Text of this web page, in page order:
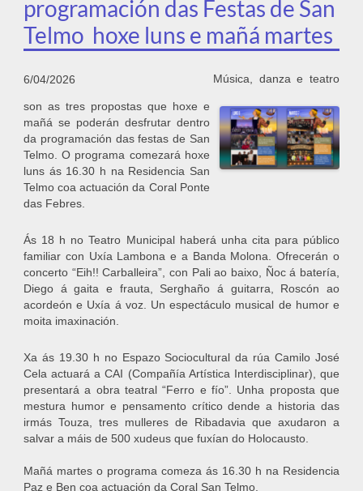
programación das Festas de San
Telmo hoxe luns e mañá martes
6/04/2026 Música, danza e teatro
son as tres propostas que hoxe e
mañá se poderán desfrutar dentro
da programación das festas de San
Telmo. O programa comezará hoxe
luns ás 16.30 h na Residencia San
Telmo coa actuación da Coral Ponte
das Febres.
Ás 18 h no Teatro Municipal haberá unha cita para público
familiar con Uxía Lambona e a Banda Molona. Ofrecerán o
concerto “Eih!! Carballeira”, con Pali ao baixo, Ñoc á batería,
Diego á gaita e frauta, Serghaño á guitarra, Roscón ao
acordeón e Uxía á voz. Un espectáculo musical de humor e
moita imaxinación.
Xa ás 19.30 h no Espazo Sociocultural da rúa Camilo José
Cela actuará a CAI (Compañía Artística Interdisciplinar), que
presentará a obra teatral “Ferro e fío”. Unha proposta que
mestura humor e pensamento crítico dende a historia das
irmás Touza, tres mulleres de Ribadavia que axudaron a
salvar a máis de 500 xudeus que fuxían do Holocausto.
Mañá martes o programa comeza ás 16.30 h na Residencia
Paz e Ben coa actuación da Coral San Telmo.